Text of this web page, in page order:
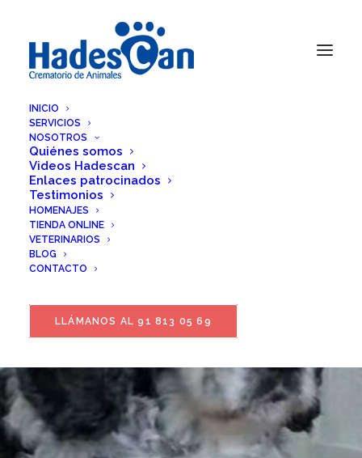
INICIO
SERVICIOS
NOSOTROS
Quiénes somos
Videos Hadescan
Enlaces patrocinados
Testimonios
HOMENAJES
TIENDA ONLINE
VETERINARIOS
BLOG
CONTACTO
LLÁMANOS AL 91 813 05 69